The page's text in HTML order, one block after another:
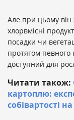
Але при цьому він
хлорвмісні
посадки чи
протягом певного
доступний для
Читати також:
картоплю:
собівартості